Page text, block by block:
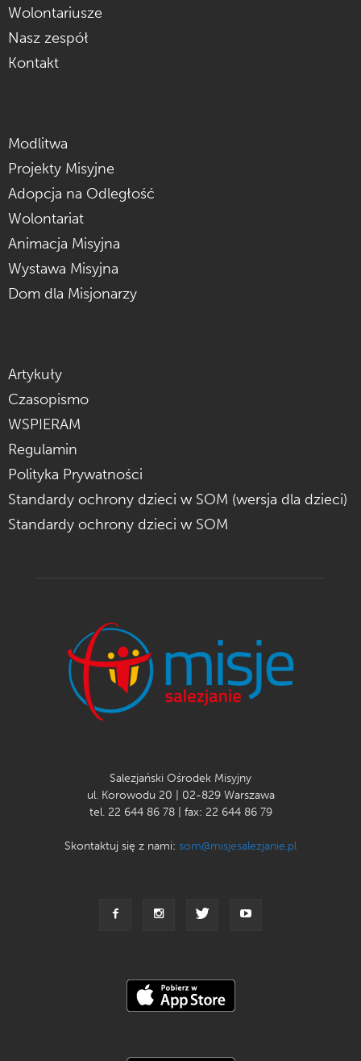
Wolontariusze
Nasz zespół
Kontakt
Modlitwa
Projekty Misyjne
Adopcja na Odległość
Wolontariat
Animacja Misyjna
Wystawa Misyjna
Dom dla Misjonarzy
Artykuły
Czasopismo
WSPIERAM
Regulamin
Polityka Prywatności
Standardy ochrony dzieci w SOM (wersja dla dzieci)
Standardy ochrony dzieci w SOM
Salezjański Ośrodek Misyjny
ul. Korowodu 20 | 02-829 Warszawa
tel. 22 644 86 78 | fax: 22 644 86 79
Skontaktuj się z nami: som@misjesalezjanie.pl